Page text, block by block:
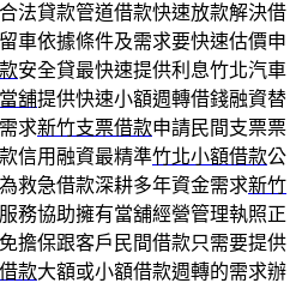
法貸款管道借款快速放款解決借
車依據條件及需求要快速估價申
安全貸最快速提供利息竹北汽車
舖提供快速小額週轉借錢融資替
求新竹支票借款申請民間支票票
信用融資最精準竹北小額借款公
救急借款深耕多年資金需求新竹
務協助擁有當舖經營管理執照正
擔保跟客戶民間借款只需要提供
款大額或小額借款週轉的需求辦